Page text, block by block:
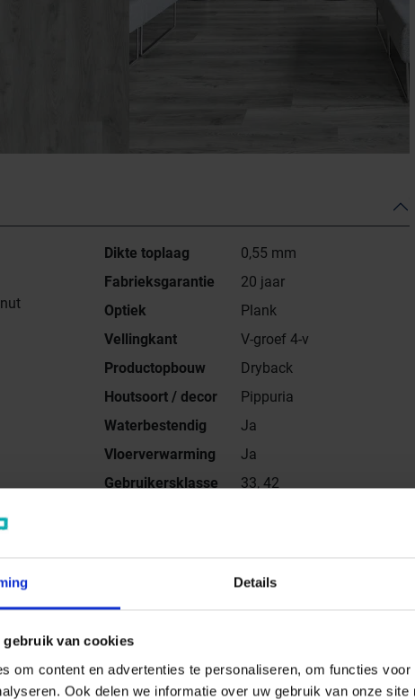
Details
gebruik van cookies
om content en advertenties te personaliseren, om functies
Ook delen we informatie over uw gebruik van onze
Dikte toplaag
0,55 mm
Fabrieksgarantie
20 jaar
Optiek
Plank
Vellingkant
V-groef 4-v
Productopbouw
Dryback
Houtsoort / decor
Pippuria
Waterbestendig
Ja
Vloerverwarming
Ja
Gebruikersklasse
33, 42
Hout structuur Dryback Plank 150x23cm, Dikte 2.5 mm
Chestnut Alle series van
Bramber Chestnut
Gegevensblad downloaden - PDF